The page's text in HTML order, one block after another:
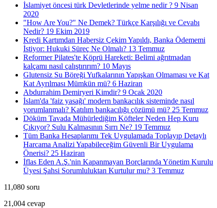
İslamiyet öncesi türk Devletlerinde yelme nedir ? 9 Nisan
2020
"How Are You?" Ne Demek? Türkçe Karşılığı ve Cevabı
Nedir? 19 Ekim 2019
Kredi Kartımdan Habersiz Çekim Yapıldı, Banka Ödememi
İstiyor: Hukuki Süreç Ne Olmalı? 13 Temmuz
Reformer Pilates'te Köprü Hareketi: Belimi ağrıtmadan
kalçamı nasıl çalıştırırım? 10 Mayıs
Glutensiz Su Böreği Yufkalarının Yapışkan Olmaması ve Kat
Kat Ayrılması Mümkün mü? 6 Haziran
Abdurrahim Demiryeri Kimdir? 9 Ocak 2020
İslam'da 'faiz yasağı' modern bankacılık sisteminde nasıl
yorumlanmalı? Katılım bankacılığı çözümü mü? 25 Temmuz
Döküm Tavada Mühürlediğim Köfteler Neden Hep Kuru
Çıkıyor? Sulu Kalmasının Sırrı Ne? 19 Temmuz
Tüm Banka Hesaplarımı Tek Uygulamada Toplayıp Detaylı
Harcama Analizi Yapabileceğim Güvenli Bir Uygulama
Önerisi? 25 Haziran
İflas Eden A.Ş.'nin Kapanmayan Borçlarında Yönetim Kurulu
Üyesi Şahsi Sorumluluktan Kurtulur mu? 3 Temmuz
11,080 soru
21,004 cevap